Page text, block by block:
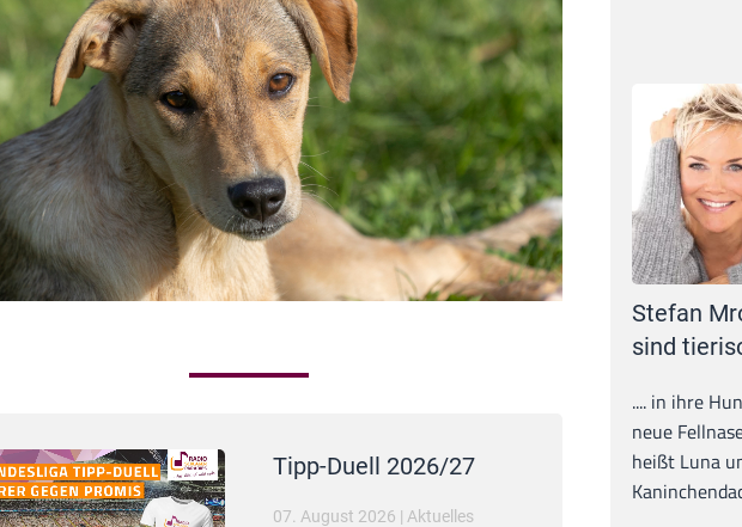
Tipp-Duell 2026/27
07. August 2026 | Aktuelles
Stefan
sind
.... in ihre
neue
heißt Luna